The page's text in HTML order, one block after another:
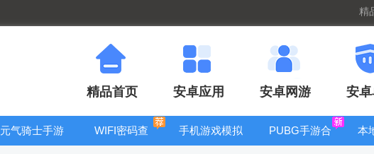
精
精品首页 安卓应用 安卓网游 安
元气骑士手游
WIFI密码查
手机游戏模拟
PUBG手游合
本